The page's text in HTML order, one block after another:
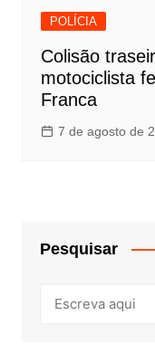
POLÍCIA
Colisão
motociclista
Franca
7 de agosto de
Pesquisar